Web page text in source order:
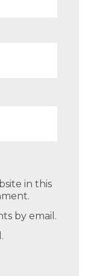
in this
by email.